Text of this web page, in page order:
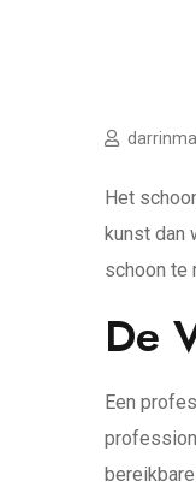
Het
kunst dan
schoon te
De
Een